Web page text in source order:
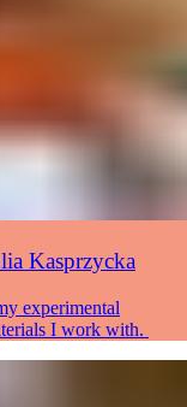
Kasprzycka
experimental
I work with.